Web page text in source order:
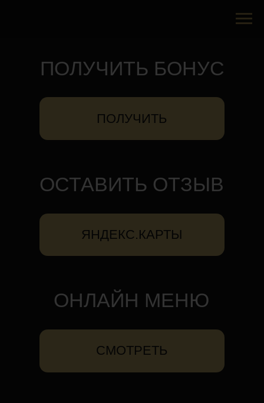
ОНЛАЙН МЕНЮ
ОСТАВИТЬ ОТЗЫВ
НАШИ ПАРТНЕРЫ